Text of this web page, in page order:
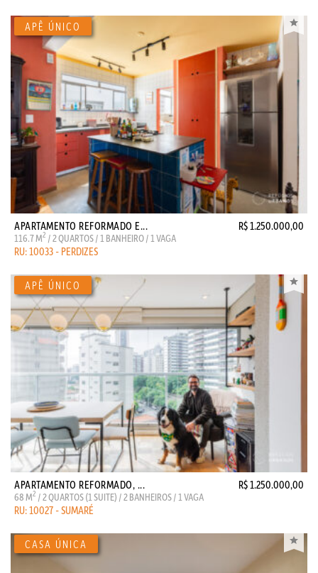
APARTAMENTO REFORMADO E... R$ 1.250.000,00
116.7 M2 / 2 QUARTOS / 1 BANHEIRO / 1 VAGA
RU: 10033 - PERDIZES
APARTAMENTO REFORMADO, ... R$ 1.250.000,00
68 M2 / 2 QUARTOS (1 SUITE) / 2 BANHEIROS / 1 VAGA
RU: 10027 - SUMARÉ